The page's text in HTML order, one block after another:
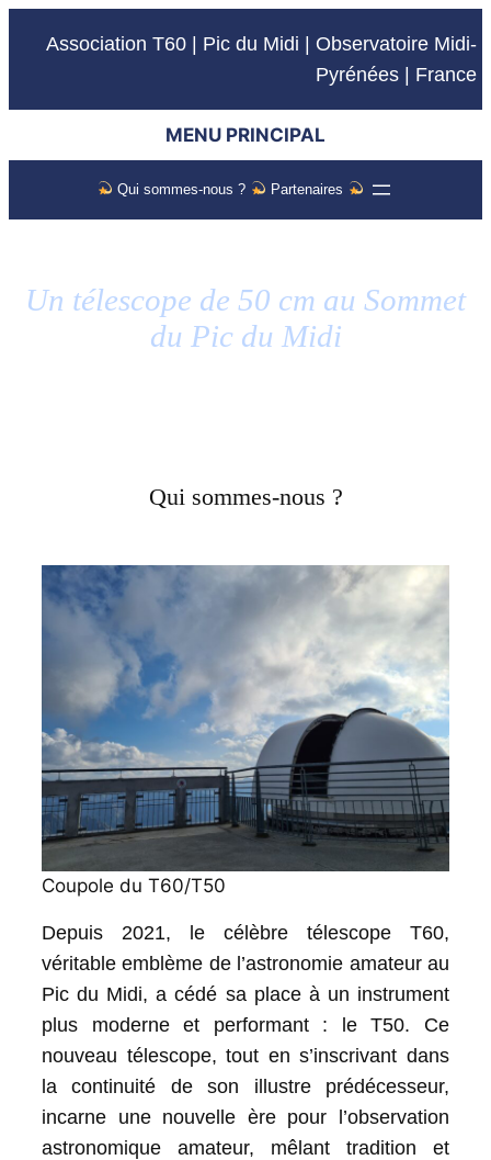
Association T60 | Pic du Midi | Observatoire Midi-
Pyrénées | France
MENU PRINCIPAL
Qui sommes-nous ? Partenaires
Un télescope de 50 cm au Sommet
du Pic du Midi
Qui sommes-nous ?
Coupole du T60/T50
Depuis 2021, le célèbre télescope T60,
véritable emblème de l’astronomie amateur au
Pic du Midi, a cédé sa place à un instrument
plus moderne et performant : le T50. Ce
nouveau télescope, tout en s’inscrivant dans
la continuité de son illustre prédécesseur,
incarne une nouvelle ère pour l’observation
astronomique amateur, mêlant tradition et